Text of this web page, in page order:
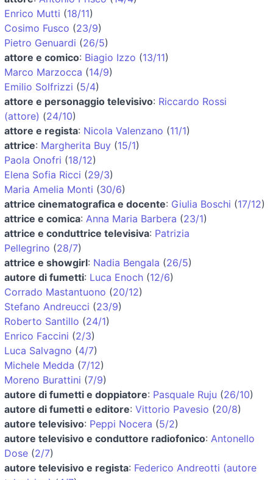
Enrico Mutti (18/11)
Cosimo Fusco (23/9)
Pietro Genuardi (26/5)
attore e comico: Biagio Izzo (13/11)
Marco Marzocca (14/9)
Emilio Solfrizzi (5/4)
attore e personaggio televisivo: Riccardo Rossi
(attore) (24/10)
attore e regista: Nicola Valenzano (11/1)
attrice: Margherita Buy (15/1)
Paola Onofri (18/12)
Elena Sofia Ricci (29/3)
Maria Amelia Monti (30/6)
attrice cinematografica e docente: Giulia Boschi (17/12)
attrice e comica: Anna Maria Barbera (23/1)
attrice e conduttrice televisiva: Patrizia
Pellegrino (28/7)
attrice e showgirl: Nadia Bengala (26/5)
autore di fumetti: Luca Enoch (12/6)
Corrado Mastantuono (20/12)
Stefano Andreucci (23/9)
Roberto Santillo (24/1)
Enrico Faccini (2/3)
Luca Salvagno (4/7)
Michele Medda (7/12)
Moreno Burattini (7/9)
autore di fumetti e doppiatore: Pasquale Ruju (26/10)
autore di fumetti e editore: Vittorio Pavesio (20/8)
autore televisivo: Peppi Nocera (5/2)
autore televisivo e conduttore radiofonico: Antonello
Dose (2/7)
autore televisivo e regista: Federico Andreotti (autore